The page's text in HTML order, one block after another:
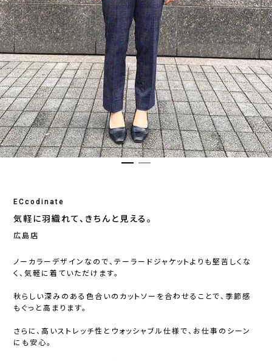
ECcodinate
気軽に羽織れて、きちんと見える。
広島店
ノーカラーデザインなので、テーラードジャケットよりも堅苦しくな
く、気軽に着ていただけます。
秋らしい深みのある色合いのカットソーを合わせることで、季節感
もぐっと高まります。
さらに、高いストレッチ性とウォッシャブル仕様で、お仕事のシーン
にも安心。